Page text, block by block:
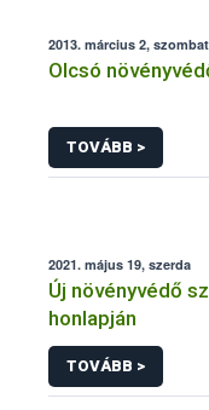
2013. március 2, szombat
Olcsó
TOVÁBB >
2021. május 19, szerda
Új növényvédő
honlapján
TOVÁBB >